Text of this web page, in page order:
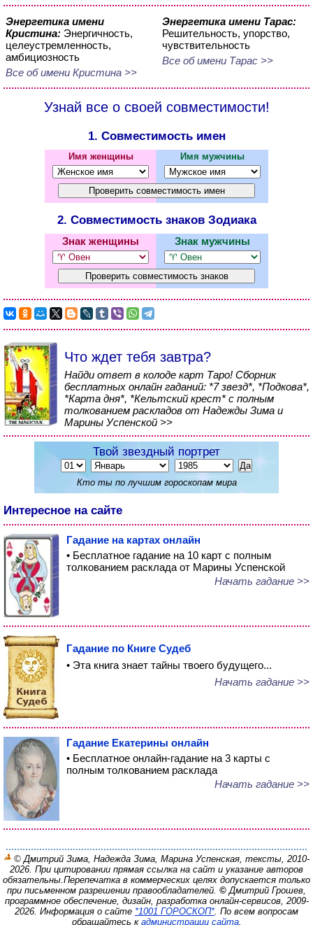
Энергетика имени
Кристина: Энергичность,
целеустремленность,
амбициозность
Все об имени Кристина >>
Энергетика имени Тарас:
Решительность, упорство,
чувствительность
Все об имени Тарас >>
Узнай все о своей совместимости!
1. Совместимость имен
Имя женщины Имя мужчины
2. Совместимость знаков Зодиака
Знак женщины Знак мужчины
Что ждет тебя завтра?
Найди ответ в колоде карт Таро! Сборник
бесплатных онлайн гаданий: *7 звезд*, *Подкова*,
*Карта дня*, *Кельтский крест* с полным
толкованием раскладов от Надежды Зима и
Марины Успенской >>
Твой звездный портрет
Кто ты по лучшим гороскопам мира
Интересное на сайте
Гадание на картах онлайн
• Бесплатное гадание на 10 карт с полным
толкованием расклада от Марины Успенской
Начать гадание >>
Гадание по Книге Судеб
• Эта книга знает тайны твоего будущего...
Начать гадание >>
Гадание Екатерины онлайн
• Бесплатное онлайн-гадание на 3 карты с
полным толкованием расклада
Начать гадание >>
© Дмитрий Зима, Надежда Зима, Марина Успенская, тексты, 2010-
2026. При цитировании прямая ссылка на сайт и указание авторов
обязательны.Перепечатка в коммерческих целях допускается только
при письменном разрешении правообладателей. © Дмитрий Грошев,
программное обеспечение, дизайн, разработка онлайн-сервисов, 2009-
2026. Информация о сайте *1001 ГОРОСКОП*. По всем вопросам
обращайтесь к администрации сайта.